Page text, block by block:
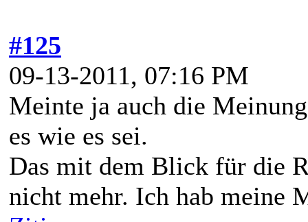
#125
09-13-2011, 07:16 PM
Meinte ja auch die
es wie es sei.
Das mit dem Blick für die
nicht mehr. Ich hab meine